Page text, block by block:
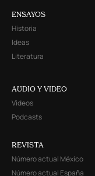
ENSAYOS
Historia
Ideas
Literatura
AUDIO Y VIDEO
Videos
Podcasts
REVISTA
Número actual México
Número actual España